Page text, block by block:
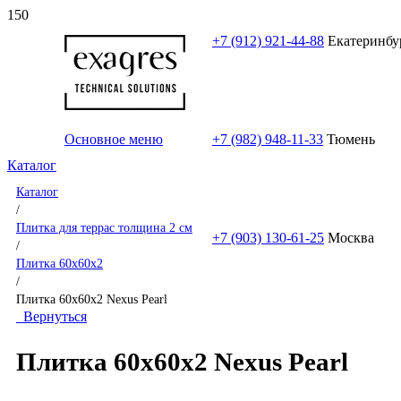
+7 (912) 921-44-88
+7 (982) 948-11-33 Тюмень
+7 (903) 130-61-25 Москва
Основное меню
Каталог
Каталог
/
Плитка для террас толщина 2 см
/
Плитка 60x60x2
/
Плитка 60x60x2 Nexus Pearl
Вернуться
Плитка 60x60x2 Nexus Pearl